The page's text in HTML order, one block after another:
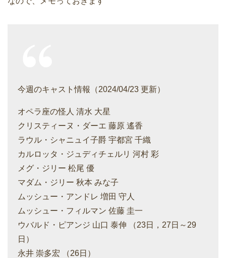
今週のキャスト情報（2024/04/23 更新）
オペラ座の怪人 清水 大星
クリスティーヌ・ダーエ 藤原 遙香
ラウル・シャニュイ子爵 宇都宮 千織
カルロッタ・ジュディチェルリ 河村 彩
メグ・ジリー 松尾 優
マダム・ジリー 秋本 みな子
ムッシュー・アンドレ 増田 守人
ムッシュー・フィルマン 佐藤 圭一
ウバルド・ピアンジ 山口 泰伸 （23日，27日～29
日）
永井 崇多宏 （26日）